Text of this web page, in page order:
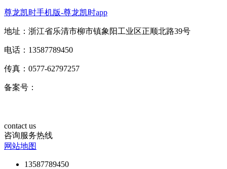
尊龙凯时手机版-尊龙凯时app
地址：浙江省乐清市柳市镇象阳工业区正顺北路39号
电话：13587789450
传真：0577-62797257
备案号：
contact us
咨询服务热线
网站地图
13587789450